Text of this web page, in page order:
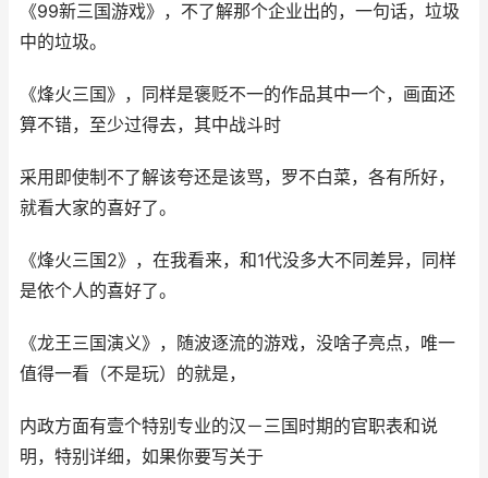
《99新三国游戏》，不了解那个企业出的，一句话，垃圾
中的垃圾。
《烽火三国》，同样是褒贬不一的作品其中一个，画面还
算不错，至少过得去，其中战斗时
采用即使制不了解该夸还是该骂，罗不白菜，各有所好，
就看大家的喜好了。
《烽火三国2》，在我看来，和1代没多大不同差异，同样
是依个人的喜好了。
《龙王三国演义》，随波逐流的游戏，没啥子亮点，唯一
值得一看（不是玩）的就是，
内政方面有壹个特别专业的汉－三国时期的官职表和说
明，特别详细，如果你要写关于